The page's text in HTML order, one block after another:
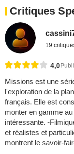
Critiques
19
4,0
Missions est une
l'exploration de la
français. Elle est
monter en gamme
intéressante. -
et réalistes et
montrent le savoir-